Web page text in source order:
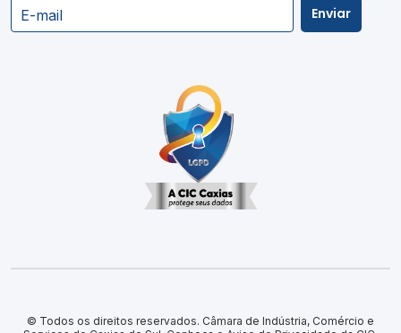
E-mail Enviar
© Todos os direitos reservados. Câmara de Indústria, Comércio e